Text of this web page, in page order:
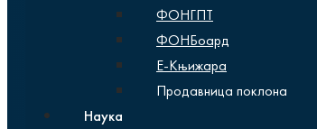
ФОНГПТ
ФОНБоард
Е-Књижара
Продавница поклона
Наука